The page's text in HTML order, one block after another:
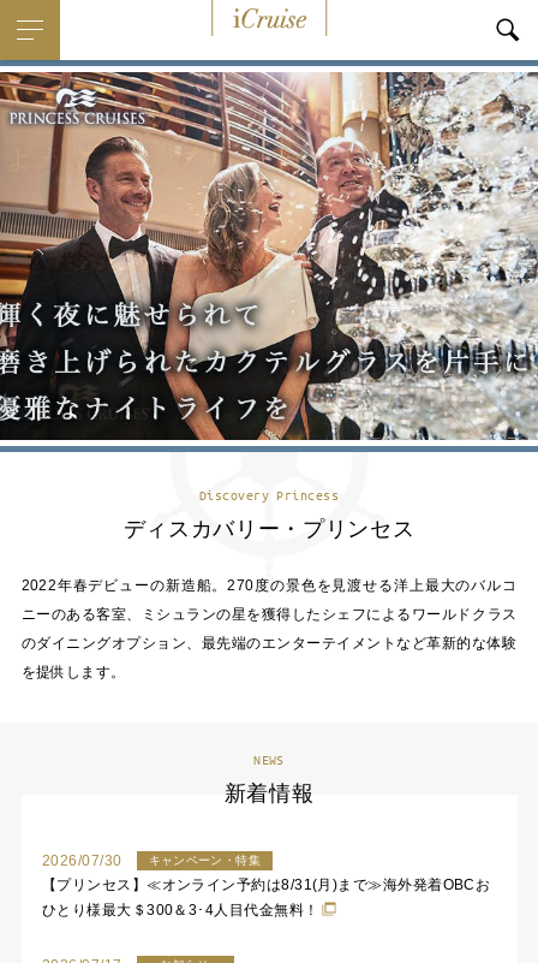
Discovery Princess
ディスカバリー・プリンセス
2022年春デビューの新造船。270度の景色を見渡せる洋上最大のバルコ
ニーのある客室、ミシュランの星を獲得したシェフによるワールドクラス
のダイニングオプション、最先端のエンターテイメントなど革新的な体験
を提供します。
NEWS
新着情報
2026/07/30 キャンペーン・特集
【プリンセス】≪オンライン予約は8/31(月)まで≫海外発着OBCお
ひとり様最大＄300＆3･4人目代金無料！